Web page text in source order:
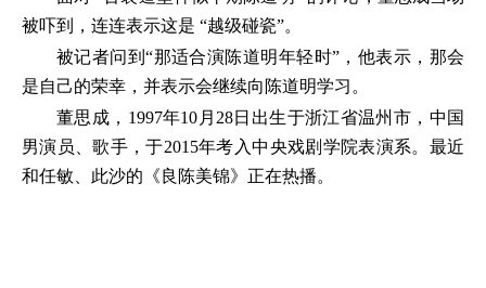
被吓到，连连表示这是 “越级碰瓷”。
被记者问到“那适合演陈道明年轻时”，他表示，那会
是自己的荣幸，并表示会继续向陈道明学习。
董思成，1997年10月28日出生于浙江省温州市，中国
男演员、歌手，于2015年考入中央戏剧学院表演系。最近
和任敏、此沙的《良陈美锦》正在热播。